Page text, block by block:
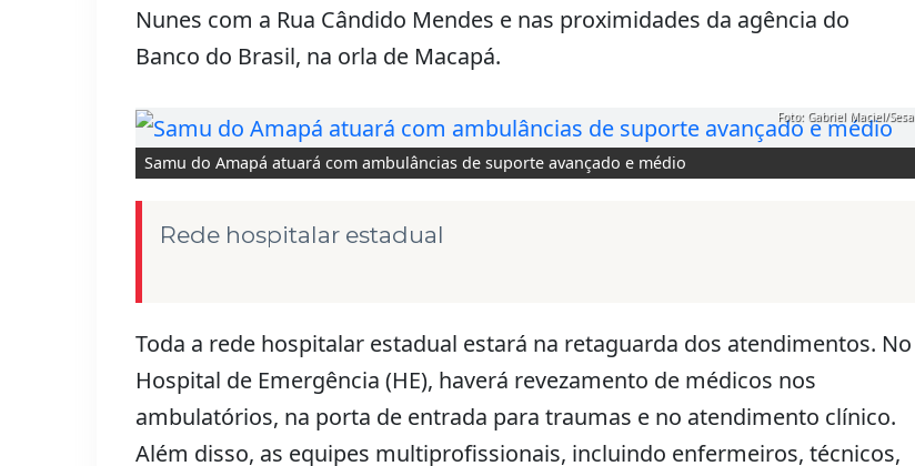
Nunes com a Rua Cândido Mendes e nas proximidades da agência do
Banco do Brasil, na orla de Macapá.
Samu do Amapá atuará com ambulâncias de suporte avançado e médio
Foto: Gabriel Maciel/Sesa
Rede hospitalar estadual
Toda a rede hospitalar estadual estará na retaguarda dos atendimentos. No
Hospital de Emergência (HE), haverá revezamento de médicos nos
ambulatórios, na porta de entrada para traumas e no atendimento clínico.
Além disso, as equipes multiprofissionais, incluindo enfermeiros, técnicos,